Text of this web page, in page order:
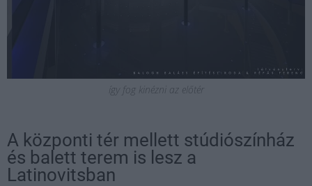
így fog kinézni az előtér
A központi tér mellett stúdiószínház
és balett terem is lesz a
Latinovitsban